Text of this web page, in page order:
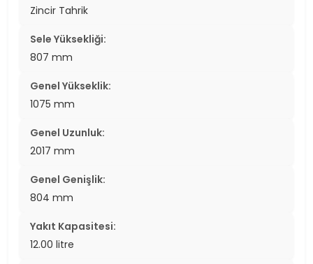
Zincir Tahrik
Sele Yüksekliği:
807 mm
Genel Yükseklik:
1075 mm
Genel Uzunluk:
2017 mm
Genel Genişlik:
804 mm
Yakıt Kapasitesi:
12.00 litre